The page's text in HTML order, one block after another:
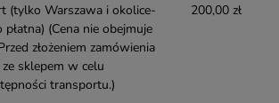
(tylko Warszawa i okolice-
(Cena nie obejmuje
złożeniem zamówienia
sklepem w celu
transportu.)
200,00 zł